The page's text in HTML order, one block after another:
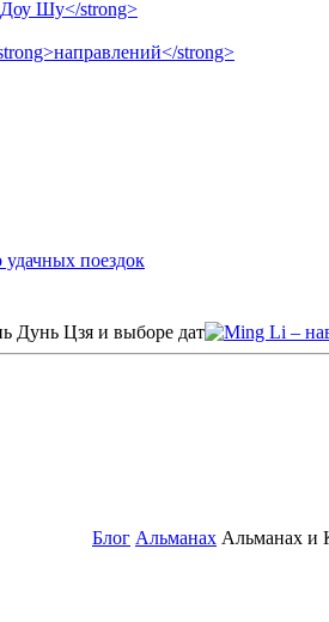
удачных поездок
Дунь Цзя и выборе дат
Блог Альманах Альманах и